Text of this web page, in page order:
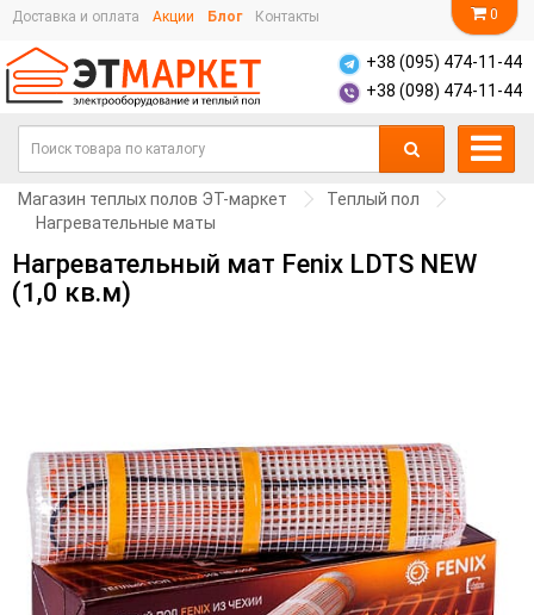
0
Доставка и оплата Акции Блог Контакты
+38 (095) 474-11-44
+38 (098) 474-11-44
Магазин теплых полов ЭТ-маркет
Теплый пол
Нагревательные маты
Нагревательный мат Fenix LDTS NEW
(1,0 кв.м)